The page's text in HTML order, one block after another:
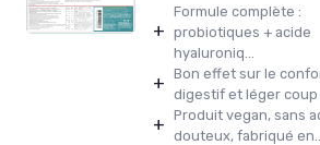
+
Formule complète :
probiotiques + acide
hyaluroniq...
+ Bon effet sur le
digestif et léger coup
+ Produit vegan, sans
douteux, fabriqué en...